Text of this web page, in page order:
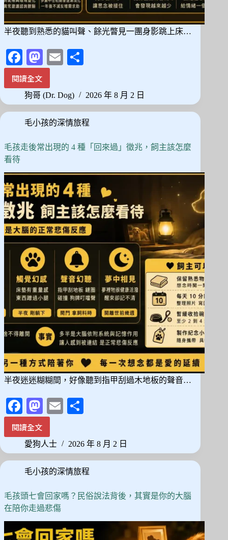
半夜聽到熟悉的貓叫聲、餘光瞥見一團身影跳上床…
Fa
ce
bo
ok
M
as
to
do
n
E
ail
閱讀全文
半
夜
聽
到
貓
聲、
牠
的
味
道？
貓
咪
離
世
後
那
些
說
不
出
口
的
感
受
狗哥 (Dr. Dog) 2026 年 8 月 2 日
毛小孩的深情旅程
毛孩走後常出現的 4 種「回來過」徵兆，飼主該怎麼
看待
半夜迷迷糊糊間，好像聽到指甲刮過木地板的聲音…
Fa
ce
bo
ok
M
as
to
do
n
E
ail
閱讀全文
毛
孩
走
後
常
現
的
種
愛狗人士 2026 年 8 月 2 日
毛小孩的深情旅程
毛孩頭七會回家嗎？民俗說法背後，其實是你的大腦
在陪你走過悲傷